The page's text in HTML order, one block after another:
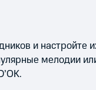
и настройте
мелодии